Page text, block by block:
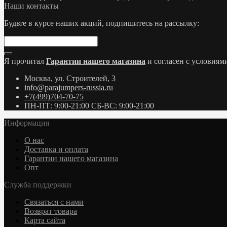
Наши контакты
Будьте в курсе наших акций, подпишитесь на рассылку:
Я прочитал Гарантии нашего магазина и согласен с
Москва, ул. Строителей, 3
info@parajumpers-russia.ru
+7(499)704-70-75
ПН-ПТ: 9:00-21:00 СБ-ВС: 9:00-21:00
Информация
О нас
Доставка и оплата
Гарантии нашего магазина
Опт
Служба поддержки
Связаться с нами
Возврат товара
Карта сайта